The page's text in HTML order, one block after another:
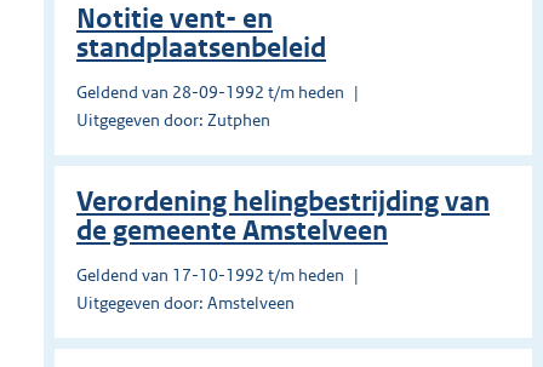
Notitie vent- en
standplaatsenbeleid
Geldend van 28-09-1992 t/m heden
Uitgegeven door: Zutphen
Verordening helingbestrijding van
de gemeente Amstelveen
Geldend van 17-10-1992 t/m heden
Uitgegeven door: Amstelveen